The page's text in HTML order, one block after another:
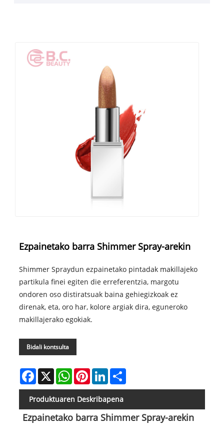
Ezpainetako barra Shimmer Spray-arekin
Shimmer Spraydun ezpainetako pintadak makillajeko
partikula finei egiten die erreferentzia, margotu
ondoren oso distiratsuak baina gehiegizkoak ez
direnak, eta, oro har, kolore argiak dira, eguneroko
makillajerako egokiak.
Bidali kontsulta
Facebook
X WhatsAppPinterestLinkedInShare
Produktuaren Deskribapena
Ezpainetako barra Shimmer Spray-arekin